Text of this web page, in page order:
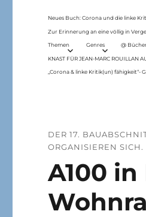
Neues Buch: Corona und die linke
Zur Erinnerung an eine völlig in
Themen Genres @
KNAST FÜR JEAN-MARC
„Corona & linke Kritik(un) fähigkeit“-
DER 17.
ORGANISIEREN SICH.
A100